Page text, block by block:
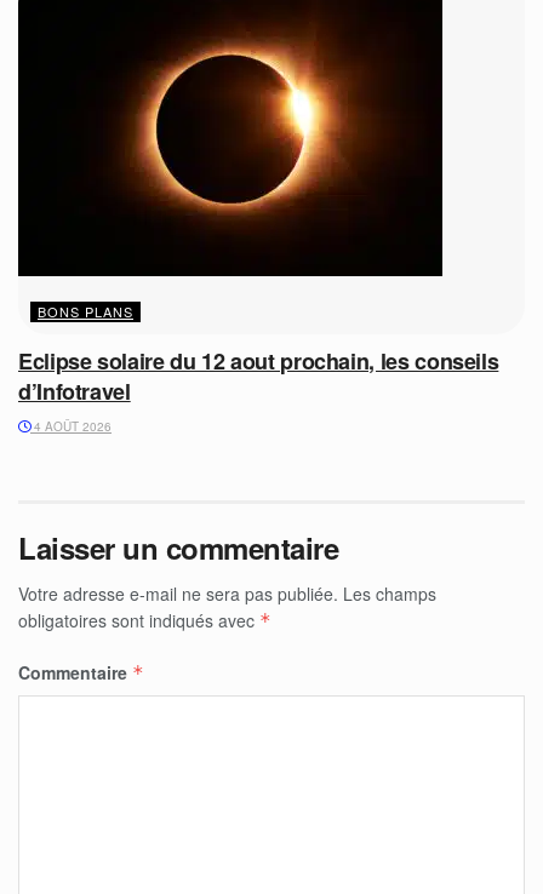
BONS PLANS
Eclipse solaire du 12 aout prochain, les conseils
d’Infotravel
4 AOÛT 2026
Laisser un commentaire
Votre adresse e-mail ne sera pas publiée. Les champs
obligatoires sont indiqués avec *
Commentaire *